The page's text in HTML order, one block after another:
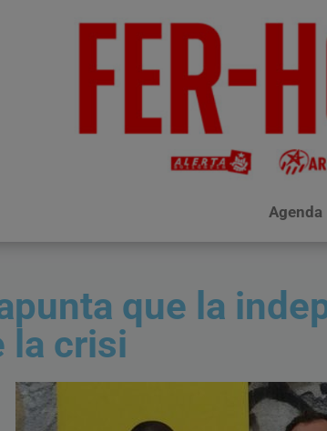
Agenda
que la
la crisi